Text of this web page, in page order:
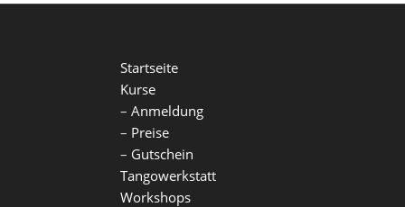
Startseite
Kurse
– Anmeldung
– Preise
– Gutschein
Tangowerkstatt
Workshops